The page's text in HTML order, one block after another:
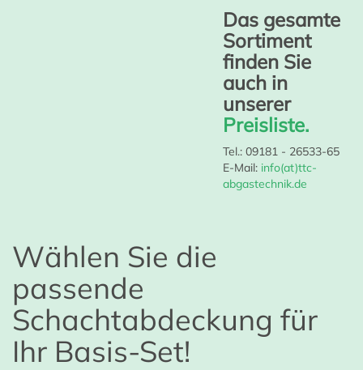
Das gesamte
Sortiment
finden Sie
auch in
unserer
Preisliste.
Tel.: 09181 - 26533-65
E-Mail: info(at)ttc-
abgastechnik.de
Wählen Sie die
passende
Schachtabdeckung für
Ihr Basis-Set!